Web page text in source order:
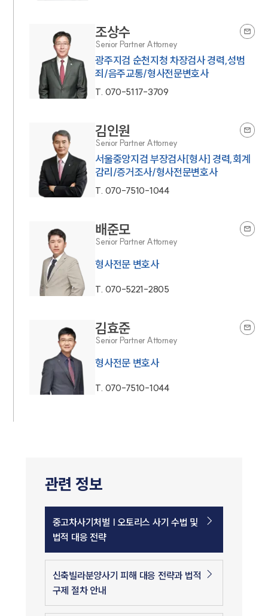
조상수
Senior Partner Attorney
광주지검 순천지청 차장검사 경력,성범
죄/음주교통/형사전문변호사
T. 070-5117-3709
김인원
Senior Partner Attorney
서울중앙지검 부장검사[형사] 경력,회계
감리/증거조사/형사전문변호사
T. 070-7510-1044
배준모
Senior Partner Attorney
형사전문 변호사
T. 070-5221-2805
김효준
Senior Partner Attorney
형사전문 변호사
T. 070-7510-1044
관련 정보
중고차사기처벌 | 오토리스 사기 수법 및
법적 대응 전략
신축빌라분양사기 피해 대응 전략과 법적
구제 절차 안내